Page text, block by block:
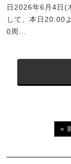
日2026年6月4日(
して、本日20:00
0周...
«